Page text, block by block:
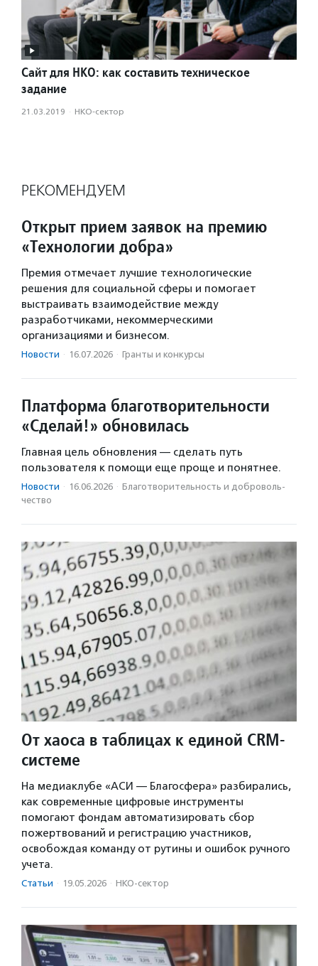
Сайт для НКО: как составить техническое
задание
21.03.2019 · НКО-сектор
РЕКОМЕНДУЕМ
Открыт прием заявок на премию
«Технологии добра»
Премия отмечает лучшие технологические
решения для социальной сферы и помогает
выстраивать взаимодействие между
разработчиками, некоммерческими
организациями и бизнесом.
Новости · 16.07.2026 · Гранты и конкурсы
Платформа благотворительности
«Сделай!» обновилась
Главная цель обновления — сделать путь
пользователя к помощи еще проще и понятнее.
Новости · 16.06.2026 · Благотвори­тель­ность и доброволь­
чест­во
От хаоса в таблицах к единой CRM-
системе
На медиаклубе «АСИ — Благосфера» разбирались,
как современные цифровые инструменты
помогают фондам автоматизировать сбор
пожертвований и регистрацию участников,
освобождая команду от рутины и ошибок ручного
учета.
Статьи · 19.05.2026 · НКО-сектор